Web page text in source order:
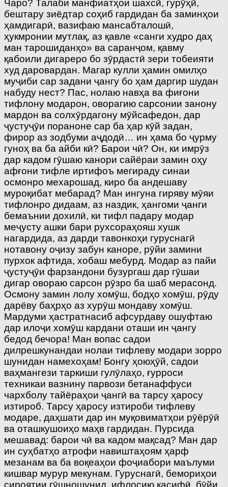
Чаро? Талаби манфиатҳои шахсӣ, гурӯҳӣ,
бештару зиёдтар соҳиб гардидан ба заминҳои
ҳамдигарӣ, вазифаю мансабталошӣ,
ҳукмронии мутлақ, аз қавле «санги худро даҳ
ман тарошиданҳо» ва саранҷом, қавму
қабоили дигареро бо зӯрдастӣ зери тобеияти
худ даровардан. Магар кулли ҳамин омилҳо
муҷиби сар задани ҷангу бо ҳам даргир шудан
набуду нест? Пас, нолаю навҳа ва фиғони
тифлону модарон, оворагию сарсонии занону
мардон ва солхӯрдагону мӯйсафедон, дар
ҷустуҷӯи пораноне сар ба ҳар кӯй задан,
фирор аз зодбуми аҷдодӣ… ин ҳама бо ҷурму
гуноҳ ва ба айби кӣ? Барои чӣ? Он, ки имрӯз
дар кадом гӯшаю канори сайёраи замин оҳу
афғони тифле иртифоъ мегираду синаи
осмонро мехарошад, киро ба андешаву
муроқибат мебарад? Ман ингуна гиряву мӯяи
тифлонро дидаам, аз наздик, ҳангоми ҷанги
бемаънии дохилӣ, ки тифл падару модар
меҷусту ашки бари рухсораҳояш хушк
нагардида, аз дарди тавонкоҳи гуруснагӣ
нотавону оҷизу забун каноре, рӯйи замини
пурхок афтида, хобаш мебурд. Модар аз пайи
ҷустуҷӯи фарзандони бузургаш дар гӯшаи
дигар овораю сарсон рӯзро ба шаб мерасонд.
Осмону замин лолу хомӯш, бодҳо хомӯш, рӯду
дарёву баҳрҳо аз хурӯш мондаву хомӯш.
Мардуми ҳастратнасиб афсурдаву ошуфтаю
дар илоҷи хомӯш кардани оташи ин ҷангу
бедод бечора! Ман вопас садои
дилрешкунандаи нолаи тифлеву модари зорро
шунидан намехоҳам! Бонгу ҳоюҳӯй, садои
ваҳмангези таркиши гулӯлаҳо, ғурроси
техникаи вазнину парвози бетанаффуси
чархболу тайёраҳои ҷангӣ ва тарсу ҳаросу
изтироб. Тарсу ҳаросу изтироби тифлеву
модаре, даҳшати дар ин муқовиматҳои рӯёрӯӣ
ва оташкушоиҳо маҳв гардидан. Пурсида
мешавад: барои чӣ ва кадом мақсад? Ман дар
ин суҳбатҳо атрофи навиштаҳоям ҳарф
мезанам ва ба воқеаҳои фоҷиабори маълуми
кишвар мурур мекунам. Гуруснагӣ, бемориҳои
сироятии гӯшношунид, ифлосию касифӣ, бӯйи